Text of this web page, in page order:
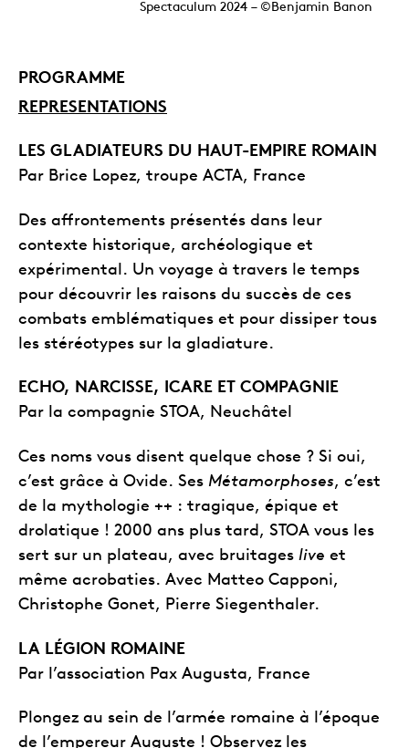
Spectaculum 2024 – ©Benjamin Banon
PROGRAMME
REPRESENTATIONS
LES GLADIATEURS DU HAUT-EMPIRE ROMAIN
Par Brice Lopez, troupe ACTA, France
Des affrontements présentés dans leur
contexte historique, archéologique et
expérimental. Un voyage à travers le temps
pour découvrir les raisons du succès de ces
combats emblématiques et pour dissiper tous
les stéréotypes sur la gladiature.
ECHO, NARCISSE, ICARE ET COMPAGNIE
Par la compagnie STOA, Neuchâtel
Ces noms vous disent quelque chose ? Si oui,
c’est grâce à Ovide. Ses Métamorphoses, c’est
de la mythologie ++ : tragique, épique et
drolatique ! 2000 ans plus tard, STOA vous les
sert sur un plateau, avec bruitages live et
même acrobaties. Avec Matteo Capponi,
Christophe Gonet, Pierre Siegenthaler.
LA LÉGION ROMAINE
Par l’association Pax Augusta, France
Plongez au sein de l’armée romaine à l’époque
de l’empereur Auguste ! Observez les